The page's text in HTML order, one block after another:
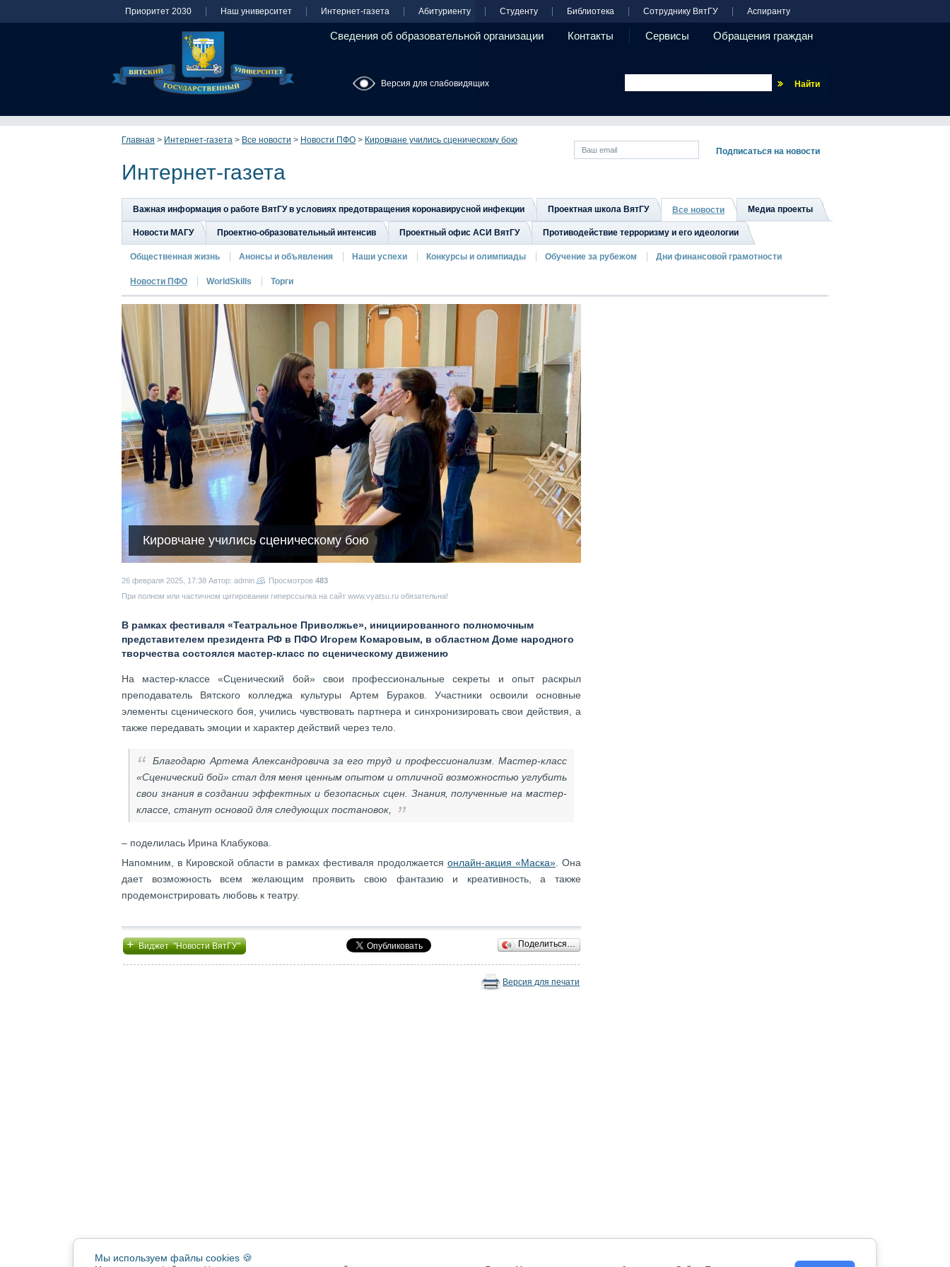
Приоритет 2030 Наш университет Интернет-газета Абитуриенту Студенту Библиотека Сотруднику ВятГУ Аспиранту
Сведения об образовательной организации Контакты Сервисы Обращения граждан
Версия для слабовидящих
Главная > Интернет-газета > Все новости > Новости ПФО > Кировчане учились сценическому бою
Интернет-газета
Важная информация о работе ВятГУ в условиях предотвращения коронавирусной инфекции Проектная школа ВятГУ Все новости Медиа проекты
Новости МАГУ Проектно-образовательный интенсив Проектный офис АСИ ВятГУ Противодействие терроризму и его идеологии
Общественная жизнь Анонсы и объявления Наши успехи Конкурсы и олимпиады Обучение за рубежом Дни финансовой грамотности
Новости ПФО WorldSkills Торги
Кировчане учились сценическому бою
26 февраля 2025, 17:38 Автор: admin Просмотров 483
При полном или частичном цитировании гиперссылка на сайт www.vyatsu.ru обязательна!
В рамках фестиваля «Театральное Приволжье», инициированного полномочным
представителем президента РФ в ПФО Игорем Комаровым, в областном Доме народного
творчества состоялся мастер-класс по сценическому движению
На мастер-классе «Сценический бой» свои профессиональные секреты и опыт раскрыл
преподаватель Вятского колледжа культуры Артем Бураков. Участники освоили основные
элементы сценического боя, учились чувствовать партнера и синхронизировать свои действия, а
также передавать эмоции и характер действий через тело.
Благодарю Артема Александровича за его труд и профессионализм. Мастер-класс
«Сценический бой» стал для меня ценным опытом и отличной возможностью углубить
свои знания в создании эффектных и безопасных сцен. Знания, полученные на мастер-
классе, станут основой для следующих постановок,
– поделилась Ирина Клабукова.
Напомним, в Кировской области в рамках фестиваля продолжается онлайн-акция «Маска» . Она
дает возможность всем желающим проявить свою фантазию и креативность, а также
продемонстрировать любовь к театру.
+Виджет "Новости ВятГУ" Поделиться…
Версия для печати
Мы используем файлы cookies 🍪